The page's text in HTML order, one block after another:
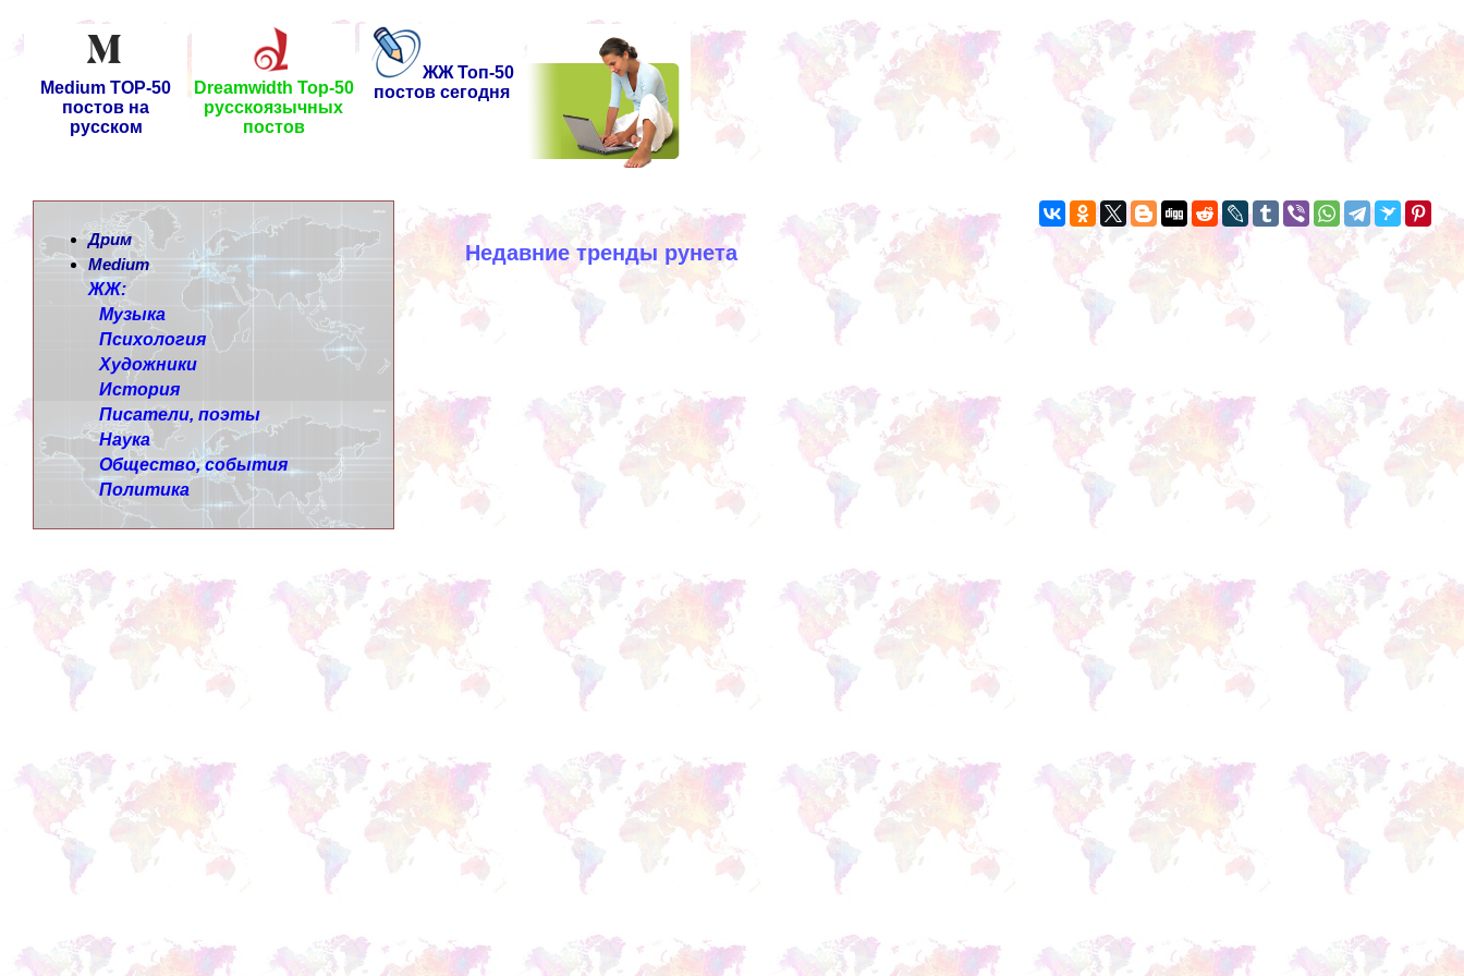
Medium TOP-50
постов на
русском
Dreamwidth Top-50
русскоязычных
постов
ЖЖ Топ-50
постов сегодня
Недавние тренды рунета
Дрим
Medium
ЖЖ:
Музыка
Психология
Художники
История
Писатели, поэты
Наука
Общество, события
Политика